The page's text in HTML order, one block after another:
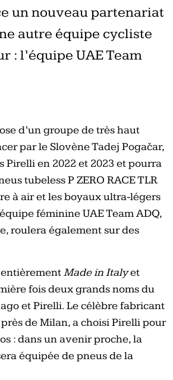
un nouveau partenariat
autre équipe cycliste
: l’équipe UAE Team
d’un groupe de très haut
par le Slovène Tadej Pogačar,
Pirelli en 2022 et 2023 et pourra
tubeless P ZERO RACE TLR
à air et les boyaux ultra-légers
féminine UAE Team ADQ,
roulera également sur des
Made in Italyet
fois deux grands noms du
et Pirelli. Le célèbre fabricant
de Milan, a choisi Pirelli pour
: dans un avenir proche, la
équipée de pneus de la